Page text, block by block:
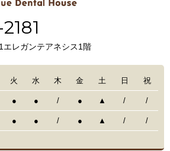
レガンテアネシス1階
火 水 木 金 土 日 祝
● ● / ● ▲ / /
● ● / ● ▲ / /